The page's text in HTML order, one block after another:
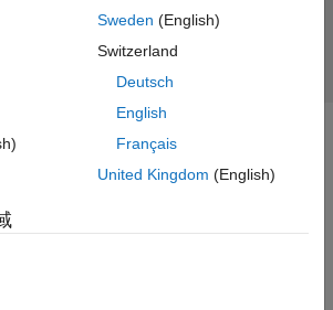
Sweden (English)
Switzerland
Deutsch
English
Français
United Kingdom (English)